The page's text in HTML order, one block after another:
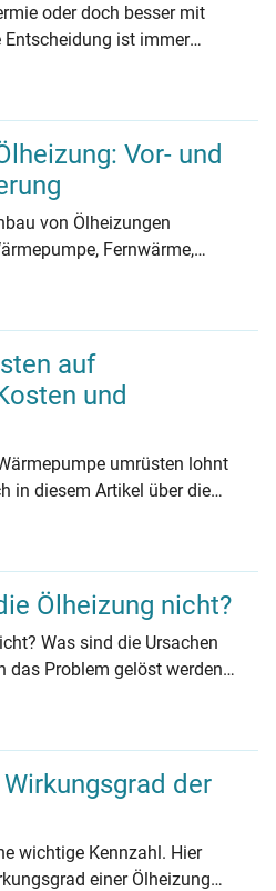
oder doch besser mit
Entscheidung ist immer
Vor- und
von Ölheizungen
Fernwärme,
auf
und
umrüsten lohnt
in diesem Artikel über die
Ölheizung auf eine
Ölheizung nicht?
Was sind die Ursachen
das Problem gelöst werden?
der
wichtige Kennzahl. Hier
einer Ölheizung